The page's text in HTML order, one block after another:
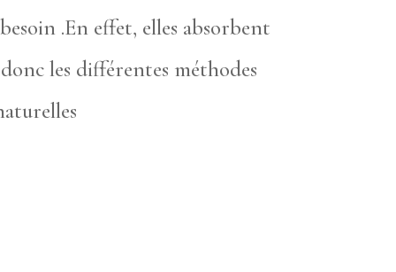
.En effet, elles absorbent
les différentes méthodes